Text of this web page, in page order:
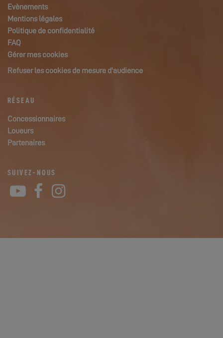
Evènements
Mentions légales
Politique de confidentialité
FAQ
Gérer mes cookies
Refuser les cookies de mesure d'audience
RÉSEAU
Concessionnaires
Loueurs
Partenaires
SUIVEZ-NOUS
YouTube
Facebook
Instagram